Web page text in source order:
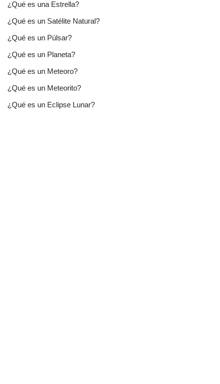
¿Qué es una Estrella?
¿Qué es un Satélite Natural?
¿Qué es un Púlsar?
¿Qué es un Planeta?
¿Qué es un Meteoro?
¿Qué es un Meteorito?
¿Qué es un Eclipse Lunar?